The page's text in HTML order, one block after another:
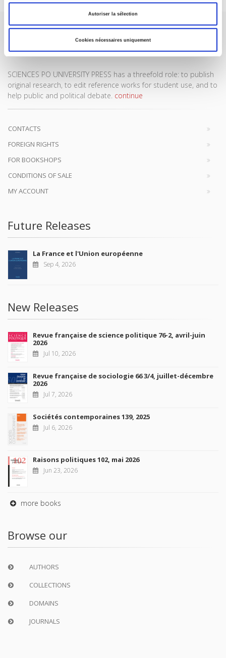
Autoriser la sélection
Cookies nécessaires uniquement
SCIENCES PO UNIVERSITY PRESS has a threefold role: to publish
original research, to edit reference works for student use, and to
help public and political debate. continue
CONTACTS
FOREIGN RIGHTS
FOR BOOKSHOPS
CONDITIONS OF SALE
MY ACCOUNT
Future Releases
La France et l'Union européenne
Sep 4, 2026
New Releases
Revue française de science politique 76-2, avril-juin
2026
Jul 10, 2026
Revue française de sociologie 66 3/4, juillet-décembre
2026
Jul 7, 2026
Sociétés contemporaines 139, 2025
Jul 6, 2026
Raisons politiques 102, mai 2026
Jun 23, 2026
more books
Browse our
AUTHORS
COLLECTIONS
DOMAINS
JOURNALS